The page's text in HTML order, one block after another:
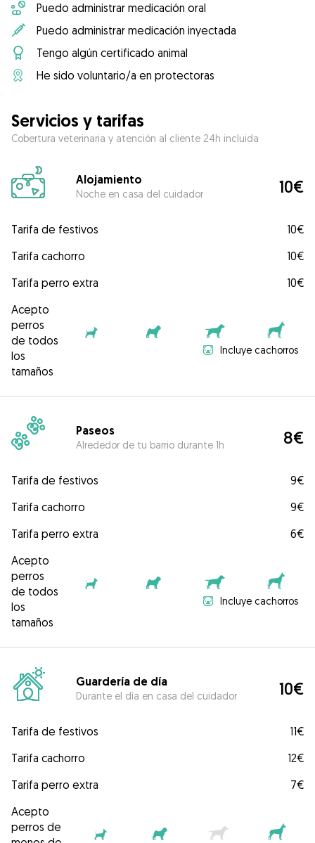
Puedo administrar medicación oral
Puedo administrar medicación inyectada
Tengo algún certificado animal
He sido voluntario/a en protectoras
Servicios y tarifas
Cobertura veterinaria y atención al cliente 24h incluida
Alojamiento
Noche en casa del cuidador 10€
Tarifa de festivos
10€
Tarifa cachorro
10€
Tarifa perro extra
10€
Acepto
perros
de todos
los
tamaños
Incluye cachorros
Paseos
Alrededor de tu barrio durante 1h 8€
Tarifa de festivos
9€
Tarifa cachorro
9€
Tarifa perro extra
6€
Acepto
perros
de todos
los
tamaños
Incluye cachorros
Guardería de día
Durante el día en casa del cuidador 10€
Tarifa de festivos
11€
Tarifa cachorro
12€
Tarifa perro extra
7€
Acepto
perros de